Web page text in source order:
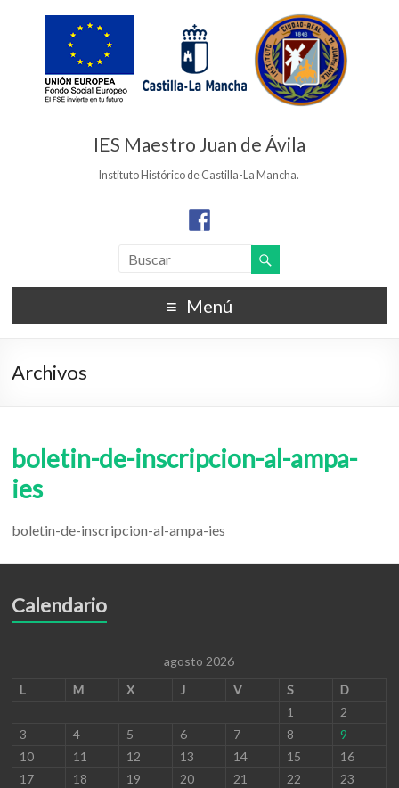
IES Maestro Juan de Ávila
Instituto Histórico de Castilla-La Mancha.
Menú
Archivos
boletin-de-inscripcion-al-ampa-
ies
boletin-de-inscripcion-al-ampa-ies
Calendario
agosto 2026
L
M X J V S
D
1
2
3
4 5 6 7 8
9
10
11 12 13 14 15
16
17
18 19 20 21 22
23